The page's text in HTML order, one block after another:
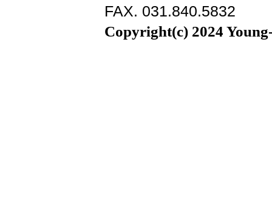
FAX. 031.840.5832
Copyright(c) 2024